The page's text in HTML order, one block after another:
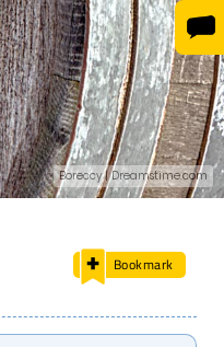
Boreccy | Dreamstime.com
Bookmark